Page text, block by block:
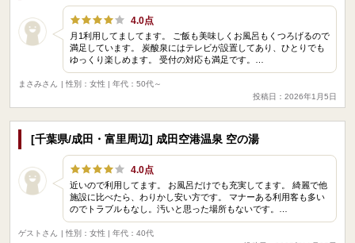
4.0点
月1利用してましてます。 ご飯も美味しくお風呂もくつろげるので
満足しています。 炭酸泉にはテレビが設置してあり、ひとりでも
ゆっくり楽しめます。 受付の対応も満足です。…
まさみさん
| 性別：女性 | 年代：50代～
投稿日：2026年1月5日
[千葉県/成田・富里周辺] 成田空港温泉 空の湯
4.0点
近いので利用してます。 お風呂だけでも充実してます。 綺麗で他
施設に比べたら、わりかし安い方です。 マナーある利用客も多い
のでトラブルもなし。汚いと思った場所もないです。…
ゲストさん
| 性別：女性 | 年代：40代